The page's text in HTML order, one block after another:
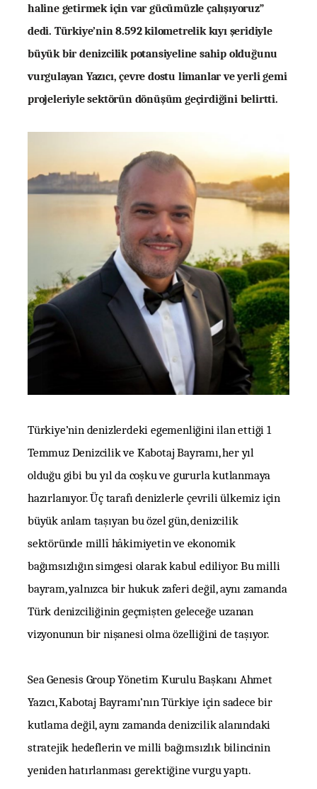
haline getirmek için var gücümüzle çalışıyoruz”
dedi. Türkiye’nin 8.592 kilometrelik kıyı şeridiyle
büyük bir denizcilik potansiyeline sahip olduğunu
vurgulayan Yazıcı, çevre dostu limanlar ve yerli gemi
projeleriyle sektörün dönüşüm geçirdiğini belirtti.
Türkiye’nin denizlerdeki egemenliğini ilan ettiği 1
Temmuz Denizcilik ve Kabotaj Bayramı, her yıl
olduğu gibi bu yıl da coşku ve gururla kutlanmaya
hazırlanıyor. Üç tarafı denizlerle çevrili ülkemiz için
büyük anlam taşıyan bu özel gün, denizcilik
sektöründe millî hâkimiyetin ve ekonomik
bağımsızlığın simgesi olarak kabul ediliyor. Bu milli
bayram, yalnızca bir hukuk zaferi değil, aynı zamanda
Türk denizciliğinin geçmişten geleceğe uzanan
vizyonunun bir nişanesi olma özelliğini de taşıyor.
Sea Genesis Group Yönetim Kurulu Başkanı Ahmet
Yazıcı, Kabotaj Bayramı’nın Türkiye için sadece bir
kutlama değil, aynı zamanda denizcilik alanındaki
stratejik hedeflerin ve milli bağımsızlık bilincinin
yeniden hatırlanması gerektiğine vurgu yaptı.